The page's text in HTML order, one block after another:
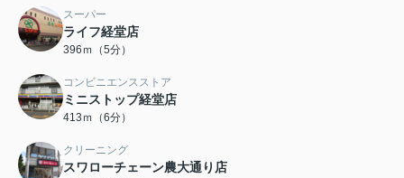
スーパー
ライフ経堂店
396ｍ（5分）
コンビニエンスストア
ミニストップ経堂店
413ｍ（6分）
クリーニング
スワローチェーン農大通り店